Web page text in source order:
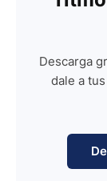
Descarga
dale a